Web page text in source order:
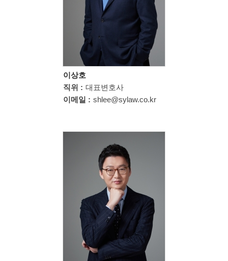
이상호
직위 : 대표변호사
이메일 : shlee@sylaw.co.kr